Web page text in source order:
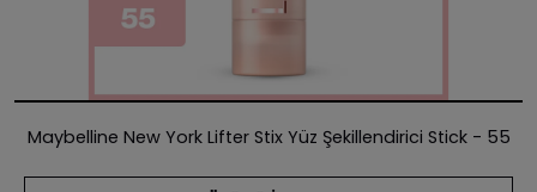
Maybelline New York Lifter Stix Yüz Şekillendirici Stick - 55